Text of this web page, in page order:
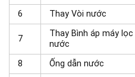
6
Thay Vòi nước
7
Thay Bình áp máy lọc
nước
8 Ống dẫn nước